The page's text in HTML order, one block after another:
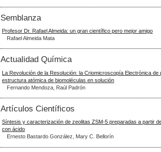
Semblanza
Profesor Dr. Rafael Almeida: un gran científico pero mejor amigo
Rafael Almeida Mata
Actualidad Química
La Revolución de la Resolución: la Criomicroscopía Electrónica
estructura atómica de biomoléculas en solución
Fernando Mendoza, Raúl Padrón
Artículos Científicos
Síntesis y caracterización de zeolitas ZSM-5 preparadas a partir
con ácido
Ernesto Bastardo González, Mary C. Bellorín